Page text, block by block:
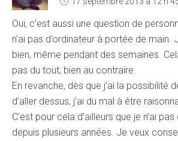
Oui, c’est aussi une question de
n’ai pas d’ordinateur à portée de
bien, même pendant des semaines.
pas du tout, bien au contraire.
En revanche, dès que j’ai la possibilité
d’aller dessus, j’ai du mal à être
C’est pour cela d’ailleurs que je n’ai
depuis plusieurs années. Je veux